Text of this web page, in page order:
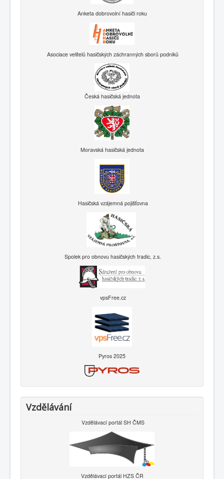
Anketa dobrovolní hasiči roku
Asociace velitelů hasičských záchranných sborů podniků
Česká hasičská jednota
Moravská hasičská jednota
Hasičská vzájemná pojišťovna
Spolek pro obnovu hasičských tradic, z.s.
vpsFree.cz
Pyros 2025
Vzdělávání
Vzdělávací portál SH ČMS
Vzdělávací portál HZS ČR